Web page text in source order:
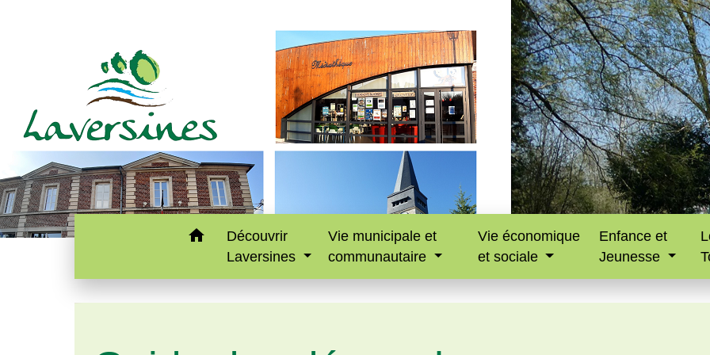
home
Découvrir
Laversines
Vie municipale et
communautaire
Vie économique
et sociale
Enfance et
Jeunesse